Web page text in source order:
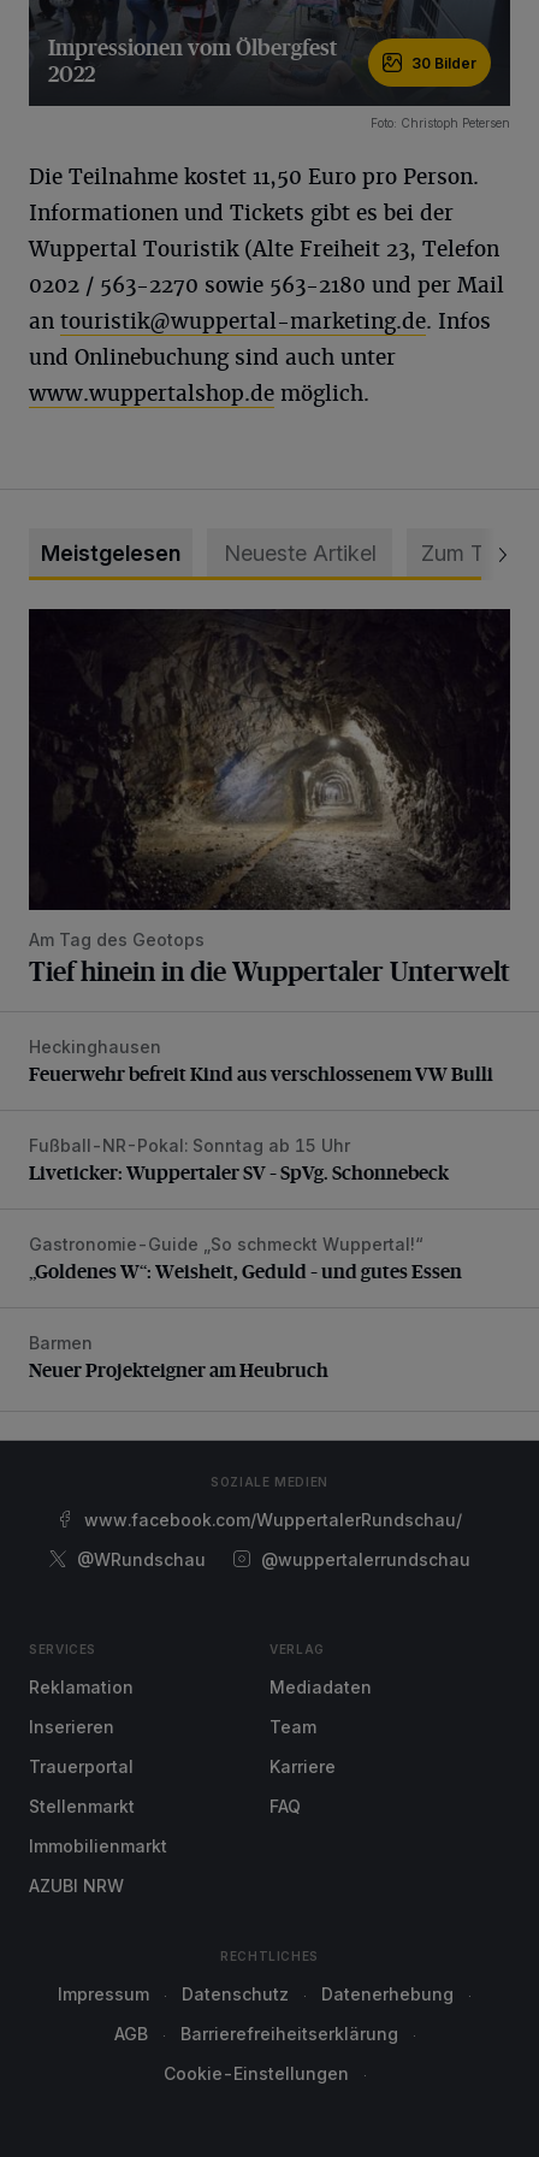
Impressionen vom Ölbergfest
2022
30 Bilder
Foto: Christoph Petersen
Die Teilnahme kostet 11,50 Euro pro Person.
Informationen und Tickets gibt es bei der
Wuppertal Touristik (Alte Freiheit 23, Telefon
0202 / 563-2270 sowie 563-2180 und per Mail
an touristik@wuppertal-marketing.de. Infos
und Onlinebuchung sind auch unter
www.wuppertalshop.de möglich.
Meistgelesen Neueste Artikel Zum Thema
Am Tag des Geotops
Tief hinein in die Wuppertaler Unterwelt
Feuerwehr befreit Kind aus verschlossenem VW Bulli
Heckinghausen
Feuerwehr befreit Kind aus verschlossenem VW Bulli
Liveticker: Wuppertaler SV – SpVg. Schonnebeck
Fußball-NR-Pokal: Sonntag ab 15 Uhr
Liveticker: Wuppertaler SV – SpVg. Schonnebeck
„Goldenes W“: Weisheit, Geduld – und gutes Essen
Gastronomie-Guide „So schmeckt Wuppertal!“
„Goldenes W“: Weisheit, Geduld – und gutes Essen
Neuer Projekteigner am Heubruch
Barmen
Neuer Projekteigner am Heubruch
SOZIALE MEDIEN
www.facebook.com/WuppertalerRundschau/
@WRundschau
@wuppertalerrundschau
SERVICES
Reklamation
Inserieren
Trauerportal
Stellenmarkt
Immobilienmarkt
AZUBI NRW
VERLAG
Mediadaten
Team
Karriere
FAQ
RECHTLICHES
Impressum Datenschutz
Datenerhebung
AGB
Barrierefreiheitserklärung
Cookie-Einstellungen